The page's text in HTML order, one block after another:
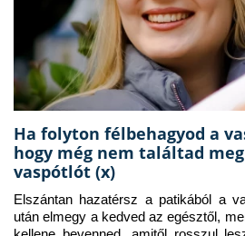
Ha folyton félbehagyod a
hogy még nem találtad
vaspótlót (x)
Elszántan hazatérsz a patikából a
után elmegy a kedved az egésztől,